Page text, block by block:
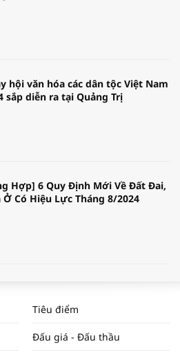
hội văn hóa các dân tộc Việt Nam
sắp diễn ra tại Quảng Trị
Hợp] 6 Quy Định Mới Về Đất Đai,
Ở Có Hiệu Lực Tháng 8/2024
NĂM 2024 VÀ NĂM 2025 | NHỊP
THỊ TRƯỜNG #62
Tiêu điểm
Đấu giá - Đấu thầu